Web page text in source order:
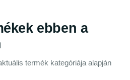
ebben a
termék kategóriája alapján